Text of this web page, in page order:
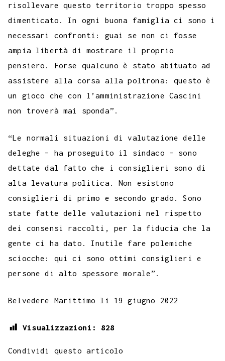
risollevare questo territorio troppo spesso
dimenticato. In ogni buona famiglia ci sono i
necessari confronti: guai se non ci fosse
ampia libertà di mostrare il proprio
pensiero. Forse qualcuno è stato abituato ad
assistere alla corsa alla poltrona: questo è
un gioco che con l’amministrazione Cascini
non troverà mai sponda”.
“Le normali situazioni di valutazione delle
deleghe – ha proseguito il sindaco – sono
dettate dal fatto che i consiglieri sono di
alta levatura politica. Non esistono
consiglieri di primo e secondo grado. Sono
state fatte delle valutazioni nel rispetto
dei consensi raccolti, per la fiducia che la
gente ci ha dato. Inutile fare polemiche
sciocche: qui ci sono ottimi consiglieri e
persone di alto spessore morale”.
Belvedere Marittimo li 19 giugno 2022
Visualizzazioni: 828
Condividi questo articolo